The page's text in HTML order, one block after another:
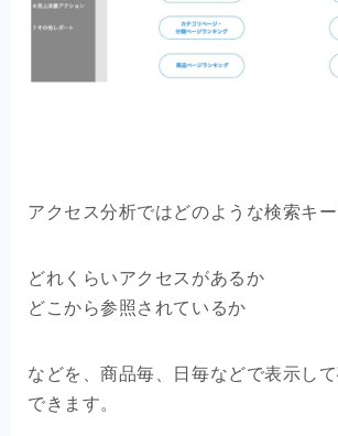
アクセス分析ではどのような検索キ
どれくらいアクセスがあるか
どこから参照されているか
などを、商品毎、日毎などで表示し
できます。